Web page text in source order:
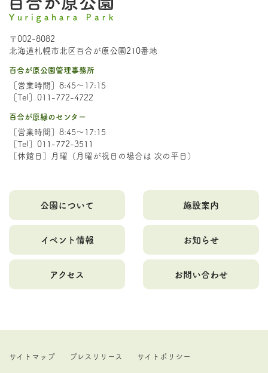
〒002-8082
北海道札幌市北区百合が原公園210番地
百合が原公園管理事務所
［営業時間］8:45～17:15
［Tel］011-772-4722
百合が原緑のセンター
［営業時間］8:45～17:15
［Tel］011-772-3511
［休館日］月曜（月曜が祝日の場合は 次の平日）
公園について 施設案内
イベント情報 お知らせ
アクセス お問い合わせ
サイトマップ プレスリリース サイトポリシー